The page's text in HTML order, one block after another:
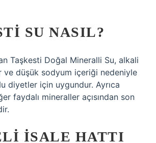
SU NASIL?
Taşkesti Doğal Mineralli Su, alkali
ve düşük sodyum içeriği nedeniyle
diyetler için uygundur. Ayrıca
faydalı mineraller açısından son
İSALE HATTI